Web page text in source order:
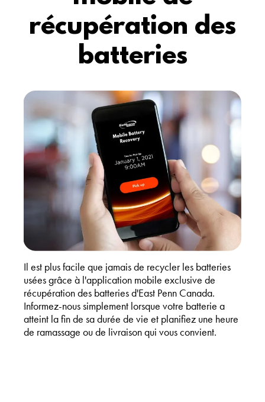
récupération des
batteries
Il est plus facile que jamais de recycler les batteries
usées grâce à l'application mobile exclusive de
récupération des batteries d'East Penn Canada.
Informez-nous simplement lorsque votre batterie a
atteint la fin de sa durée de vie et planifiez une heure
de ramassage ou de livraison qui vous convient.